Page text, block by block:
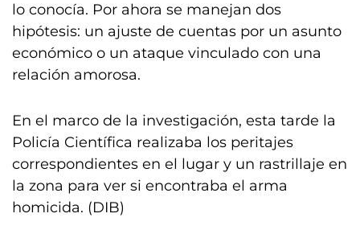
lo conocía. Por ahora se manejan dos
hipótesis: un ajuste de cuentas por un asunto
económico o un ataque vinculado con una
relación amorosa.
En el marco de la investigación, esta tarde la
Policía Científica realizaba los peritajes
correspondientes en el lugar y un rastrillaje en
la zona para ver si encontraba el arma
homicida. (DIB)